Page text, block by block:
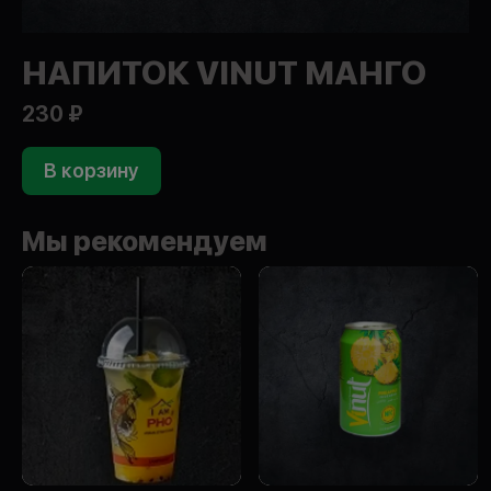
НАПИТОК VINUT МАНГО
230 ₽
В корзину
Мы рекомендуем